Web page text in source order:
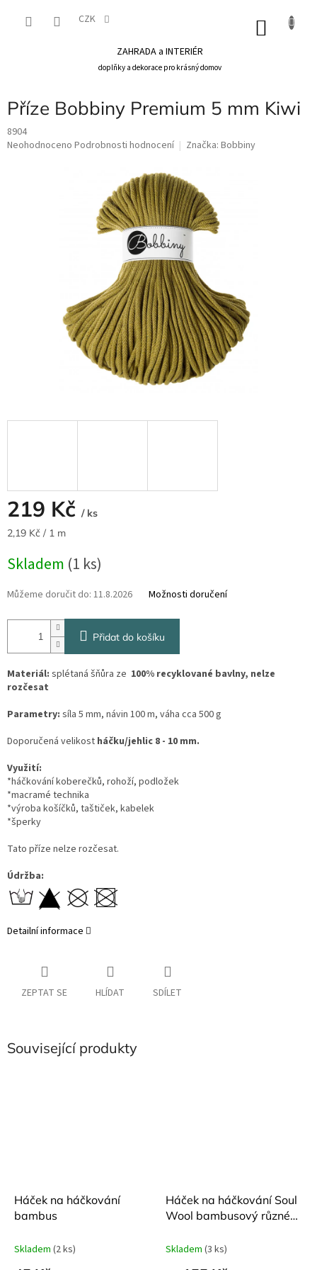
CZK
ZAHRADA a INTERIÉR
doplňky a dekorace pro krásný domov
Příze Bobbiny Premium 5 mm Kiwi
8904
Průměrné
Neohodnoceno Podrobnosti hodnocení Značka: Bobbiny
219 Kč / ks
Měrná
2,19 Kč / 1 m
Skladem (1 ks)
Můžeme doručit do: 11.8.2026 Možnosti doručení
Přidat do košíku
Materiál: splétaná šňůra ze 100% recyklované bavlny, nelze
rozčesat
Parametry: síla 5 mm, návin 100 m, váha cca 500 g
Doporučená velikost háčku/jehlic 8 - 10 mm.
Využití:
*háčkování koberečků, rohoží, podložek
*macramé technika
*výroba košíčků, taštiček, kabelek
*šperky
Tato příze nelze rozčesat.
Údržba:
Detailní informace
ZEPTAT SE HLÍDAT SDÍLET
Související produkty
Háček na háčkování
bambus
Skladem (2 ks)
Háček na háčkování Soul
Wool bambusový různé
Skladem (3 ks)